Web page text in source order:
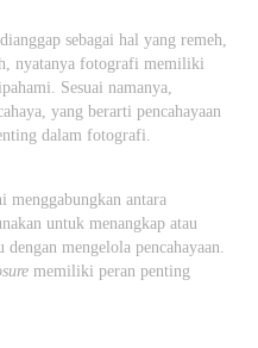
sebagai hal yang remeh,
nyatanya fotografi memiliki
Sesuai namanya,
yang berarti pencahayaan
dalam fotografi.
menggabungkan antara
untuk menangkap atau
mengelola pencahayaan.
memiliki peran penting